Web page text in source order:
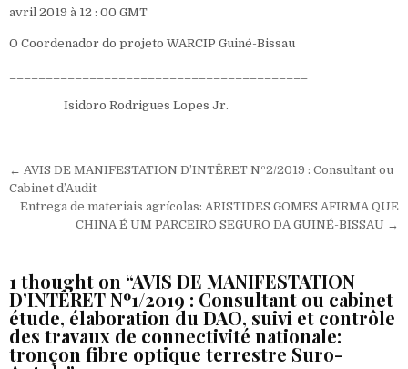
avril 2019 à 12 : 00 GMT
O Coordenador do projeto WARCIP Guiné-Bissau
Isidoro Rodrigues Lopes Jr.
Navegação de Post
← AVIS DE MANIFESTATION D’INTÊRET Nº2/2019 : Consultant ou
Cabinet d’Audit
Entrega de materiais agrícolas: ARISTIDES GOMES AFIRMA QUE
CHINA É UM PARCEIRO SEGURO DA GUINÉ-BISSAU →
1 thought on “AVIS DE MANIFESTATION
D’INTÊRET Nº1/2019 : Consultant ou cabinet
étude, élaboration du DAO, suivi et contrôle
des travaux de connectivité nationale:
tronçon fibre optique terrestre Suro-